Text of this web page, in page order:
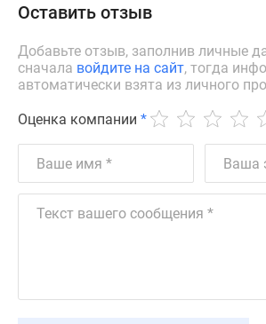
Оставить отзыв
Добавьте отзыв, заполнив личные
сначала войдите на сайт, тогда
автоматически взята из личного
Оценка компании *